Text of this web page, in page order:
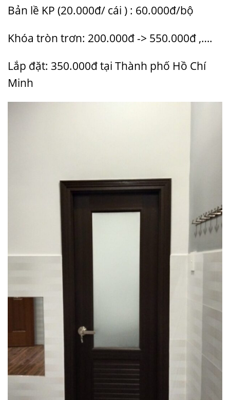
Bản lề KP (20.000đ/ cái ) : 60.000đ/bộ
Khóa tròn trơn: 200.000đ -> 550.000đ ,….
Lắp đặt: 350.000đ tại Thành phố Hồ Chí
Minh